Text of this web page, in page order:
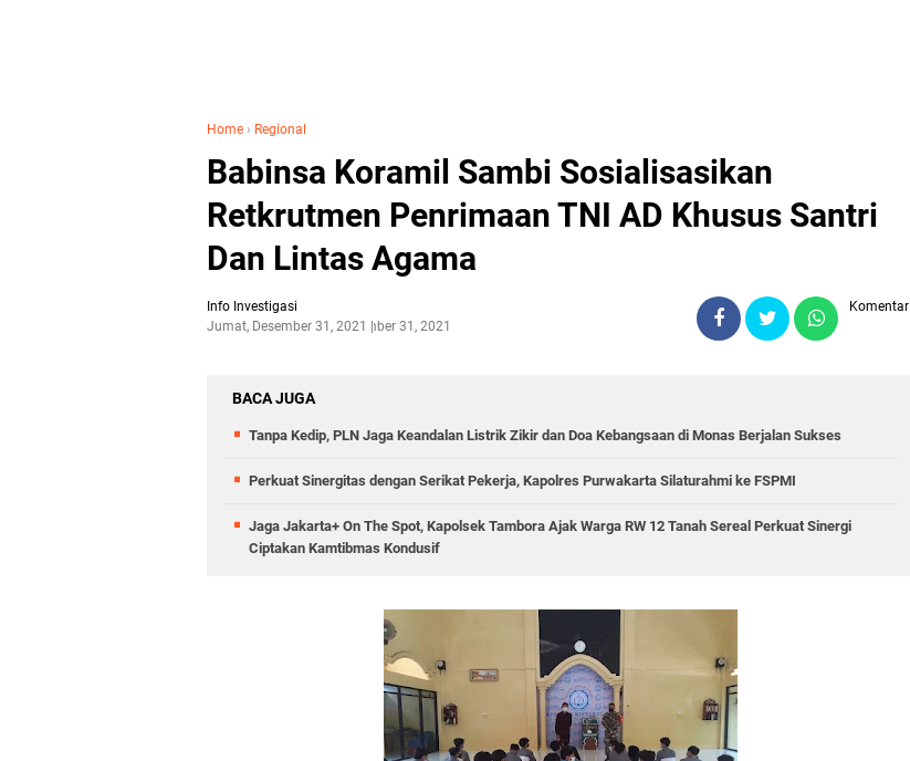
Home › Regional
Babinsa Koramil Sambi Sosialisasikan
Retkrutmen Penrimaan TNI AD Khusus Santri
Dan Lintas Agama
Info Investigasi
Jumat, Desember 31, 2021Desember 31, 2021
Komentar
BACA JUGA
Tanpa Kedip, PLN Jaga Keandalan Listrik Zikir dan Doa Kebangsaan di Monas Berjalan Sukses
Perkuat Sinergitas dengan Serikat Pekerja, Kapolres Purwakarta Silaturahmi ke FSPMI
Jaga Jakarta+ On The Spot, Kapolsek Tambora Ajak Warga RW 12 Tanah Sereal Perkuat Sinergi
Ciptakan Kamtibmas Kondusif